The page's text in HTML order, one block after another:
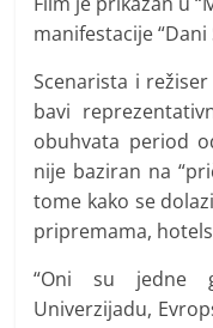
i
e
s
t
i
manifestacije “Dani
Scenarista i
bavi
obuhvata period
nije baziran na
tome kako se
pripremama,
“Oni su jedne
Univerzijadu,